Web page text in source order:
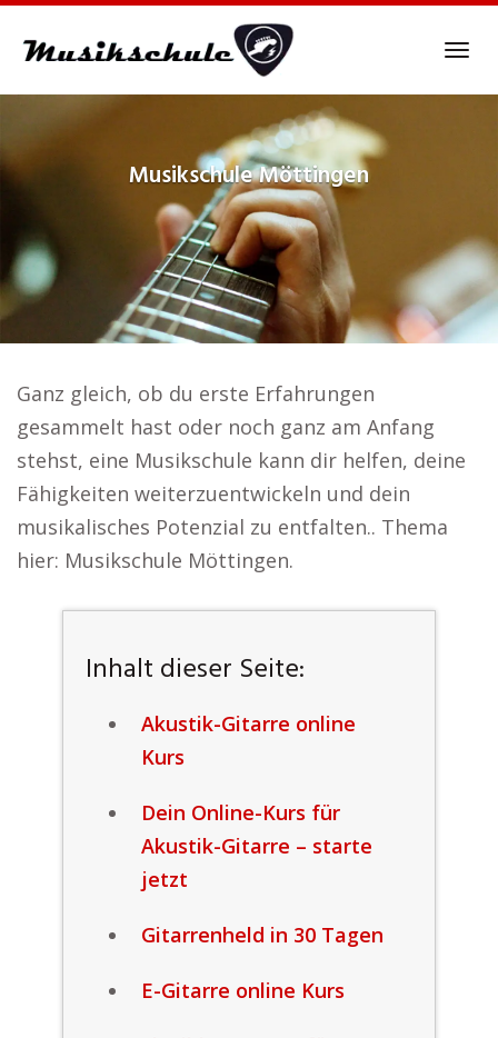
MusikschuleMöttingen
Ganz gleich, ob du erste Erfahrungen
gesammelt hast oder noch ganz am Anfang
stehst, eine Musikschule kann dir helfen, deine
Fähigkeiten weiterzuentwickeln und dein
musikalisches Potenzial zu entfalten.. Thema
hier: Musikschule Möttingen.
Inhalt dieser Seite:
Akustik-Gitarre online
Kurs
Dein Online-Kurs für
Akustik-Gitarre – starte
jetzt
Gitarrenheld in 30 Tagen
E-Gitarre online Kurs